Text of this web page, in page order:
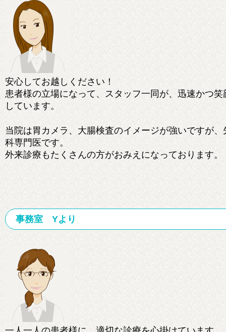
安心してお越しください！
患者様の立場になって、スタッフ一同が、迅速かつ笑
しています。
当院は胃カメラ、大腸検査のイメージが強いですが、
科専門医です。
外来診療もたくさんの方がおみえになっております。
事務室 Yより